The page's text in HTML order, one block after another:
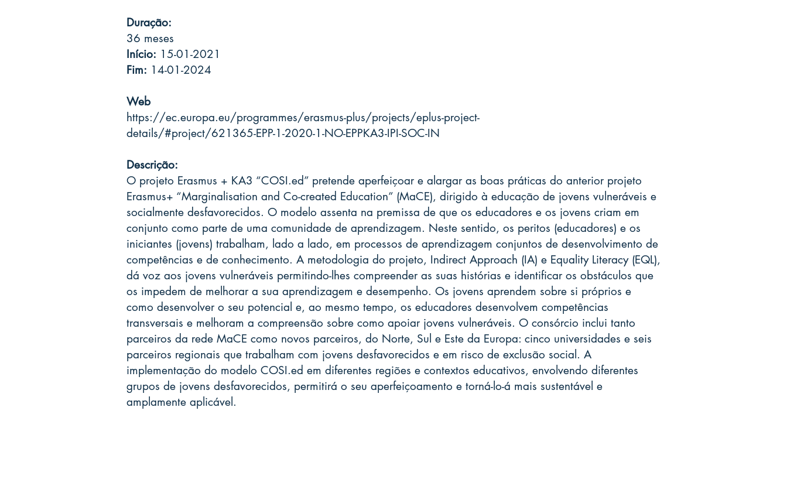
Duração:
36 meses
Início: 15-01-2021
Fim: 14-01-2024
Web
https://ec.europa.eu/programmes/erasmus-plus/projects/eplus-project-
details/#project/621365-EPP-1-2020-1-NO-EPPKA3-IPI-SOC-IN
Descrição:
O projeto Erasmus + KA3 “COSI.ed” pretende aperfeiçoar e alargar as boas práticas do anterior projeto
Erasmus+ “Marginalisation and Co-created Education” (MaCE), dirigido à educação de jovens vulneráveis e
socialmente desfavorecidos. O modelo assenta na premissa de que os educadores e os jovens criam em
conjunto como parte de uma comunidade de aprendizagem. Neste sentido, os peritos (educadores) e os
iniciantes (jovens) trabalham, lado a lado, em processos de aprendizagem conjuntos de desenvolvimento de
competências e de conhecimento. A metodologia do projeto, Indirect Approach (IA) e Equality Literacy (EQL),
dá voz aos jovens vulneráveis permitindo-lhes compreender as suas histórias e identificar os obstáculos que
os impedem de melhorar a sua aprendizagem e desempenho. Os jovens aprendem sobre si próprios e
como desenvolver o seu potencial e, ao mesmo tempo, os educadores desenvolvem competências
transversais e melhoram a compreensão sobre como apoiar jovens vulneráveis. O consórcio inclui tanto
parceiros da rede MaCE como novos parceiros, do Norte, Sul e Este da Europa: cinco universidades e seis
parceiros regionais que trabalham com jovens desfavorecidos e em risco de exclusão social. A
implementação do modelo COSI.ed em diferentes regiões e contextos educativos, envolvendo diferentes
grupos de jovens desfavorecidos, permitirá o seu aperfeiçoamento e torná-lo-á mais sustentável e
amplamente aplicável.